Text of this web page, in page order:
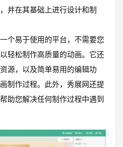
并在其基础上进行设计和制
个易于使用的平台，不需要您
轻松制作高质量的动画。它还
源，以及简单易用的编辑功
制作过程。此外，秀展网还提
助您解决任何制作过程中遇到